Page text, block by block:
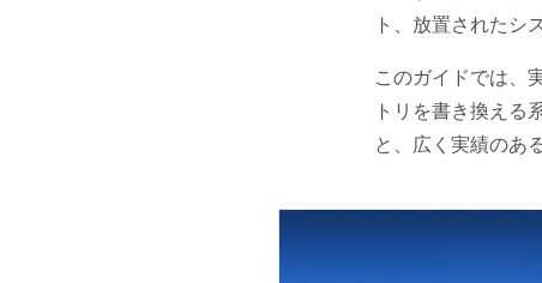
ト、放置されたシ
このガイドでは、
トリを書き換え
と、広く実績のあ